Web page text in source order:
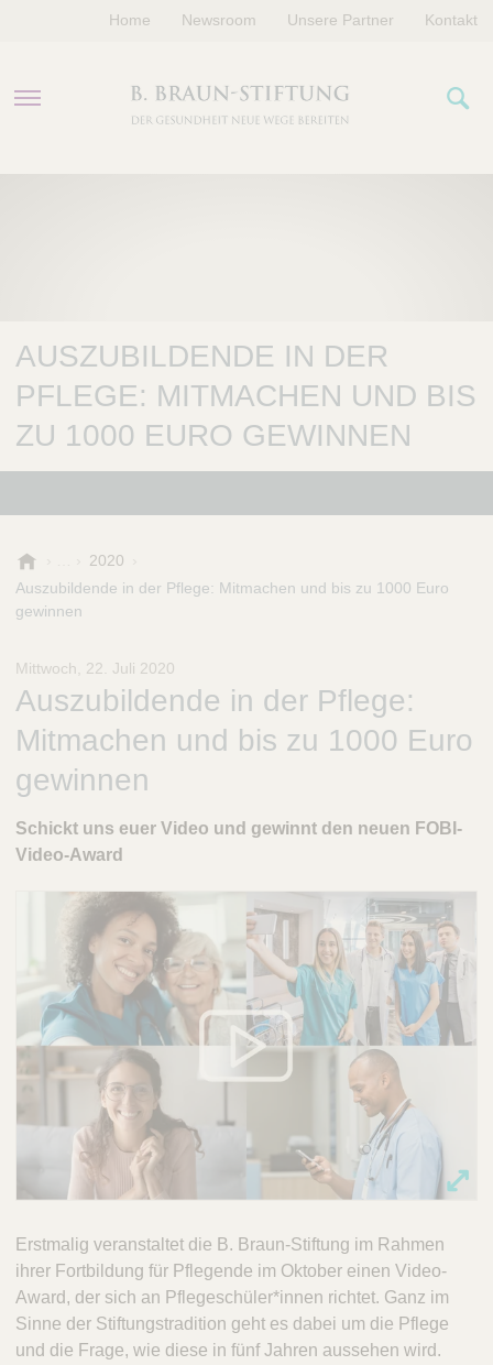
ÜBER UNS
Home Newsroom Unsere Partner Kontakt
AUSZUBILDENDE IN DER
PFLEGE: MITMACHEN UND BIS
ZU 1000 EURO GEWINNEN
.
B
u
n
i
t
u
2020
Auszubildende in der Pflege: Mitmachen und bis zu 1000 Euro
gewinnen
Mittwoch, 22. Juli 2020
Auszubildende in der Pflege:
Mitmachen und bis zu 1000 Euro
gewinnen
Schickt uns euer Video und gewinnt den neuen FOBI-
Video-Award
Erstmalig veranstaltet die B. Braun-Stiftung im Rahmen
ihrer Fortbildung für Pflegende im Oktober einen Video-
Award, der sich an Pflegeschüler*innen richtet. Ganz im
Sinne der Stiftungstradition geht es dabei um die Pflege
und die Frage, wie diese in fünf Jahren aussehen wird.